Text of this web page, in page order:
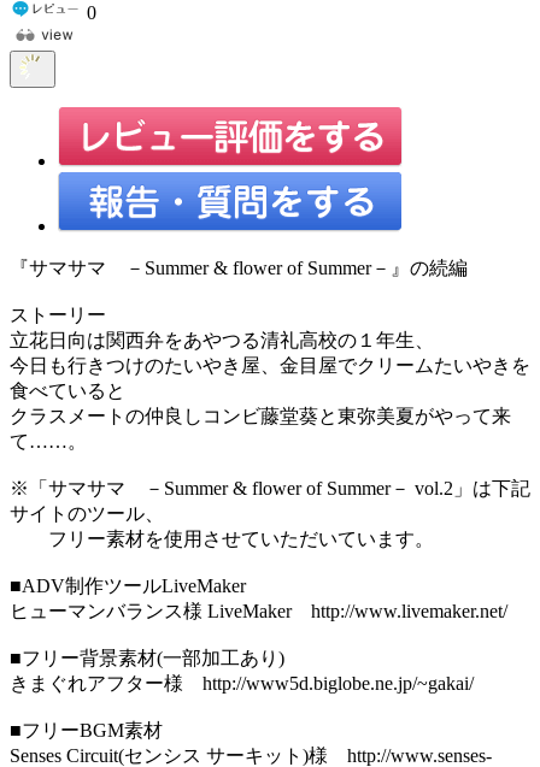
0
『サマサマ －Summer & flower of Summer－』の続編
ストーリー
立花日向は関西弁をあやつる清礼高校の１年生、
今日も行きつけのたいやき屋、金目屋でクリームたいやきを
食べていると
クラスメートの仲良しコンビ藤堂葵と東弥美夏がやって来
て……。
※「サマサマ －Summer & flower of Summer－ vol.2」は下記
サイトのツール、
フリー素材を使用させていただいています。
■ADV制作ツールLiveMaker
ヒューマンバランス様 LiveMaker http://www.livemaker.net/
■フリー背景素材(一部加工あり)
きまぐれアフター様 http://www5d.biglobe.ne.jp/~gakai/
■フリーBGM素材
Senses Circuit(センシス サーキット)様 http://www.senses-